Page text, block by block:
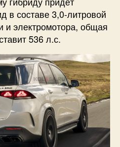
в составе 3,0-литровой
и электромотора, общая
536 л.с.